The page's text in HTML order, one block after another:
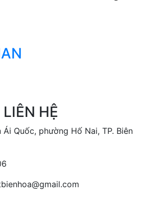
HỆ
Quốc, phường Hố Nai, TP. Biên